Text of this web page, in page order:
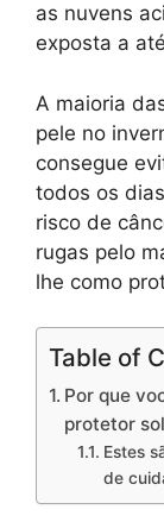
as nuvens
exposta a
A maioria
pele no
consegue
todos os
risco de
rugas pelo
lhe como
Table of
Por que
protetor
Estes
de